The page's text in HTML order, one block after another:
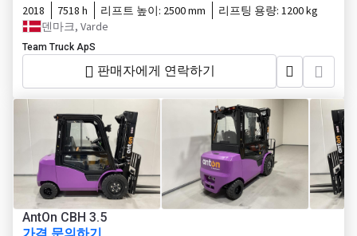
2018 7518 h 리프트 높이: 2500 mm 리프팅 용량: 1200 kg
덴마크, Varde
Team Truck ApS
판매자에게 연락하기
AntOn CBH 3.5